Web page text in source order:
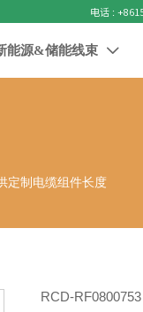
能源&储能线束 
定制电缆组件长度
RCD-RF0800753